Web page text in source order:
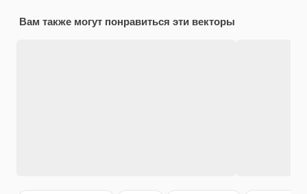
Вам также могут понравиться эти векторы